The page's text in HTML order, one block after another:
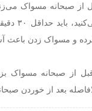
از صبحانه مسواک
اگر شما
و مسواک زدن باعث
از صبحانه مسواک
بعد از خوردن